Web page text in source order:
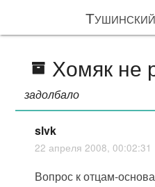
Хомяк не
задолбало
slvk
22 апреля 2008, 00:02:31
Вопрос к отцам-